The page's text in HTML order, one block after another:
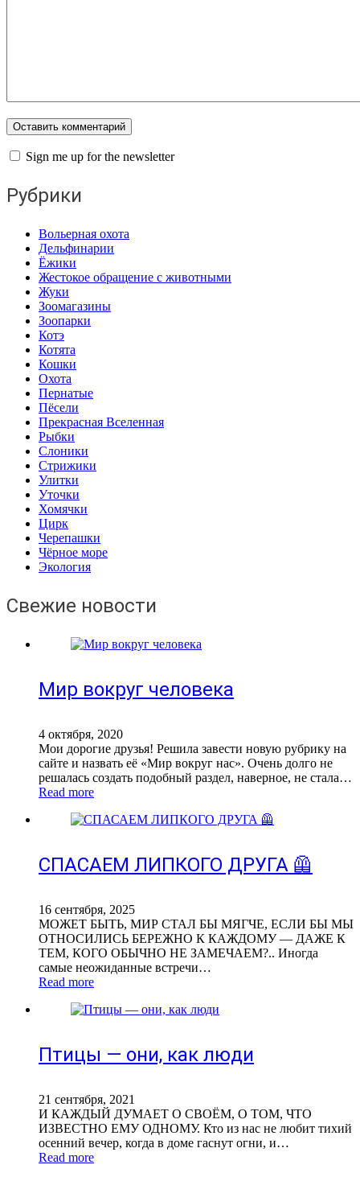
Sign me up for the newsletter
Рубрики
Вольерная охота
Дельфинарии
Ёжики
Жестокое обращение с животными
Жуки
Зоомагазины
Зоопарки
Котэ
Котята
Кошки
Охота
Пернатые
Пёсели
Прекрасная Вселенная
Рыбки
Слоники
Стрижики
Улитки
Уточки
Хомячки
Цирк
Черепашки
Чёрное море
Экология
Свежие новости
Мир вокруг человека
4 октября, 2020
Мои дорогие друзья! Решила завести новую рубрику на
сайте и назвать её «Мир вокруг нас». Очень долго не
решалась создать подобный раздел, наверное, не стала…
Read more
СПАСАЕМ ЛИПКОГО ДРУГА 🦺
16 сентября, 2025
МОЖЕТ БЫТЬ, МИР СТАЛ БЫ МЯГЧЕ, ЕСЛИ БЫ МЫ
ОТНОСИЛИСЬ БЕРЕЖНО К КАЖДОМУ — ДАЖЕ К
ТЕМ, КОГО ОБЫЧНО НЕ ЗАМЕЧАЕМ?.. Иногда
самые неожиданные встречи…
Read more
Птицы — они, как люди
21 сентября, 2021
И КАЖДЫЙ ДУМАЕТ О СВОЁМ, О ТОМ, ЧТО
ИЗВЕСТНО ЕМУ ОДНОМУ. Кто из нас не любит тихий
осенний вечер, когда в доме гаснут огни, и…
Read more